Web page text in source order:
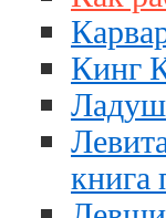
Кинг
книга